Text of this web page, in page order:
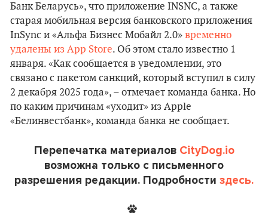
Банк Беларусь», что приложение INSNC, а также
старая мобильная версия банковского приложения
InSync и «Альфа Бизнес Мобайл 2.0» временно
удалены из App Store. Об этом стало известно 1
января. «Как сообщается в уведомлении, это
связано с пакетом санкций, который вступил в силу
2 декабря 2025 года», – отмечает команда банка. Но
по каким причинам «уходит» из Apple
«Белинвестбанк», команда банка не сообщает.
Перепечатка материалов CityDog.io
возможна только с письменного
разрешения редакции. Подробности здесь.